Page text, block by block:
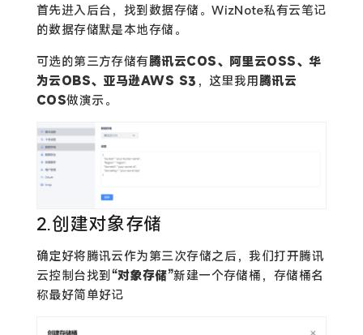
首先进入后台，找到数据存储。WizNote私有云笔记
的数据存储默是本地存储。
可选的第三方存储有腾讯云COS、阿里云OSS、华
为云OBS、亚马逊AWS S3 ，这里我用腾讯云
COS做演示。
2.创建对象存储
确定好将腾讯云作为第三次存储之后，我们打开腾讯
云控制台找到“对象存储”新建一个存储桶，存储桶名
称最好简单好记